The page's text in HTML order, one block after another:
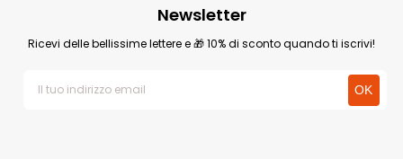
Newsletter
Ricevi delle bellissime lettere e 🎁 10% di sconto quando ti iscrivi!